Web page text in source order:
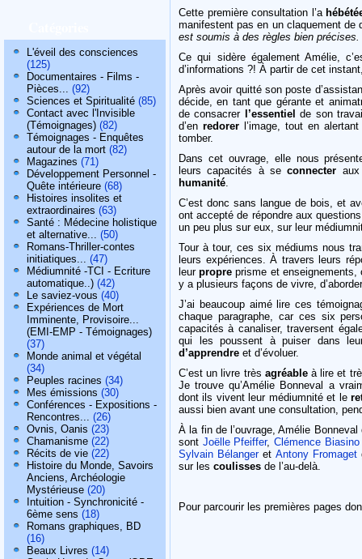
L'éveil des consciences
(125)
Documentaires - Films -
Pièces... (92)
Sciences et Spiritualité (85)
Contact avec l'Invisible
(Témoignages) (82)
Témoignages - Enquêtes
autour de la mort (82)
Magazines (71)
Développement Personnel -
Quête intérieure (68)
Histoires insolites et
extraordinaires (63)
Santé : Médecine holistique
et alternative... (50)
Romans-Thriller-contes
initiatiques... (47)
Médiumnité -TCI - Ecriture
automatique..) (42)
Le saviez-vous (40)
Expériences de Mort
Imminente, Provisoire...
(EMI-EMP - Témoignages)
(37)
Monde animal et végétal
(34)
Peuples racines (34)
Mes émissions (30)
Conférences - Expositions -
Rencontres... (26)
Ovnis, Oanis (23)
Chamanisme (22)
Récits de vie (22)
Histoire du Monde, Savoirs
Anciens, Archéologie
Mystérieuse (20)
Intuition - Synchronicité -
6ème sens (18)
Romans graphiques, BD
(16)
Beaux Livres (14)
Cette première consultation l’a
manifestent pas en un claquement
est soumis à des règles bien
Ce qui sidère également Amélie,
d’informations ?! À partir de cet
Après avoir quitté son poste
décide, en tant que gérante et
de consacrer l’essentielde son
d’en redorerl’image, tout en
tomber.
Dans cet ouvrage, elle nous
leurs capacités à seconnecter
humanité.
C’est donc sans langue de bois, et
ont accepté de répondre aux
un peu plus sur eux, sur leur
Tour à tour, ces six médiums nous
leurs expériences. À travers leurs
leurpropre prisme et
y a plusieurs façons de vivre,
J’ai beaucoup aimé lire ces
chaque paragraphe, car ces six
capacités à canaliser, traversent
qui les poussent à puiser dans
d’apprendre et d’évoluer.
C’est un livre très agréableà lire et
Je trouve qu’Amélie Bonneval a
dont ils vivent leur médiumnité et le
aussi bien avant une consultation,
À la fin de l’ouvrage, Amélie
sont Joëlle Pfeiffer, Clémence
Sylvain Bélangeret Antony Fromaget
sur les coulisses de l’au-delà.
Pour parcourir les premières pages